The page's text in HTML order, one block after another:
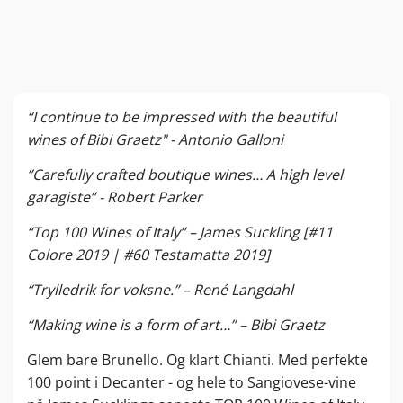
“I continue to be impressed with the beautiful
wines of Bibi Graetz" - Antonio Galloni
”Carefully crafted boutique wines… A high level
garagiste” - Robert Parker
“Top 100 Wines of Italy” – James Suckling [#11
Colore 2019 | #60 Testamatta 2019]
“Trylledrik for voksne.” – René Langdahl
“Making wine is a form of art…” – Bibi Graetz
Glem bare Brunello. Og klart Chianti. Med perfekte
100 point i Decanter - og hele to Sangiovese-vine